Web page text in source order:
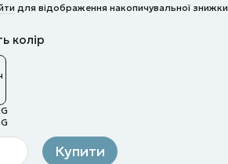
для відображення накопичувальної знижки
колір
Купити